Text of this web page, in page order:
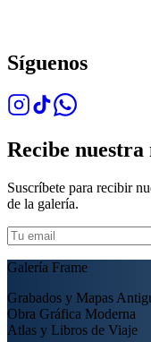
Síguenos
Recibe
Suscríbete para recibir
de la galería.
Galería Frame
Grabados y Mapas
Obra Gráfica Moderna
Atlas y Libros de Viaje